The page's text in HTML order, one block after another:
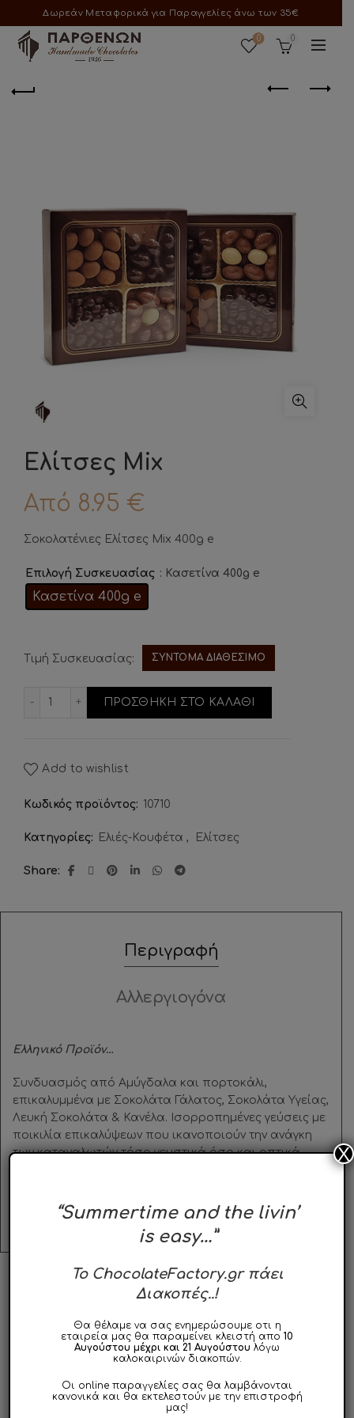
Δωρεάν Μεταφορικά για Παραγγελίες άνω των 35€
0 0
Ελίτσες Mix
Από 8.95 €
Σοκολατένιες Ελίτσες Mix 400g e
Επιλογή Συσκευασίας : Κασετίνα 400g e
Κασετίνα 400g e
Τιμή Συσκευασίας: ΣΥΝΤΟΜΑ ΔΙΑΘΕΣΙΜΟ
Ελίτσες Mix ποσότητα
ΠΡΟΣΘΗΚΗ ΣΤΟ ΚΑΛΑΘΙ
Add to wishlist
Κωδικός προϊόντος: 10710
Κατηγορίες: Ελιές-Κουφέτα , Ελίτσες
Share
Περιγραφή
Αλλεργιογόνα
Ελληνικό Προϊόν…
Συνδυασμός από Αμύγδαλα και πορτοκάλι,
επικαλυμμένα με Σοκολάτα Γάλατος, Σοκολάτα Υγείας,
Λευκή Σοκολάτα & Κανέλα. Ισορροπημένες γεύσεις με
ποικιλία επικαλύψεων που ικανοποιούν την ανάγκη
των καταναλωτών τόσο γευστικά όσο και οπτικά.
εστίες θερμότητας.
ΣΧΕΤΙΚΑ ΠΡΟΪΟΝΤΑ
ΣΥΝΤΟΜΑ
ΔΙΑΘΕΣΙΜΟ
“Summertime and the livin’
is easy…”
To ChocolateFactory.gr πάει
Διακοπές..!
Θα θέλαμε να σας ενημερώσουμε οτι η
εταιρεία μας θα παραμείνει κλειστή απο 10
Αυγούστου μέχρι και 21 Αυγούστου λόγω
καλοκαιρινών διακοπών.
Οι online παραγγελίες σας θα λαμβάνονται
κανονικά και θα εκτελεστούν με την επιστροφή
μας!
X